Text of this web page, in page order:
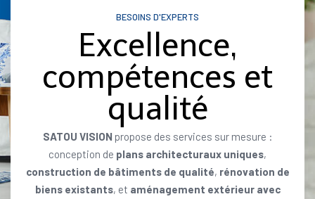
BESOINS D'EXPERTS
Excellence,
compétences et
qualité
SATOU VISION propose des services sur mesure :
conception de plans architecturaux uniques,
construction de bâtiments de qualité, rénovation de
biens existants, et aménagement extérieur avec